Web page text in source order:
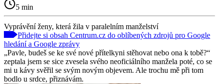
5 min
Vyprávění ženy, která žila v paralelním manželství
Přidejte si obsah Centrum.cz do oblíbených zdrojů pro Google
hledání a Google zprávy
„Pavle, budeš se ke své nové přítelkyni stěhovat nebo ona k tobě?“
zeptala jsem se sice zvesela svého neoficiálního manžela poté, co se
mi u kávy svěřil se svým novým objevem. Ale trochu mě při tom
bodlo u srdce, přiznávám.